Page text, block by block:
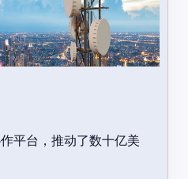
平台，推动了数十亿美